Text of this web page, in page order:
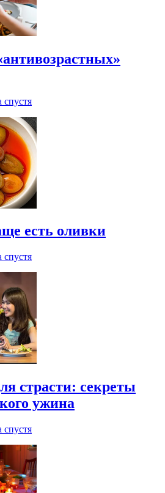
спустя
есть оливки
спустя
страсти: секреты
ужина
спустя